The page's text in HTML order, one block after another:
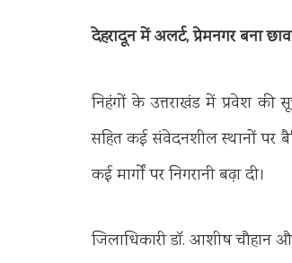
देहरादून में अलर्ट, प्रेमनगर बना
निहंगों के उत्तराखंड में प्रवेश की
सहित कई संवेदनशील स्थानों पर
कई मार्गों पर निगरानी बढ़ा दी।
जिलाधिकारी डॉ. आशीष चौहान